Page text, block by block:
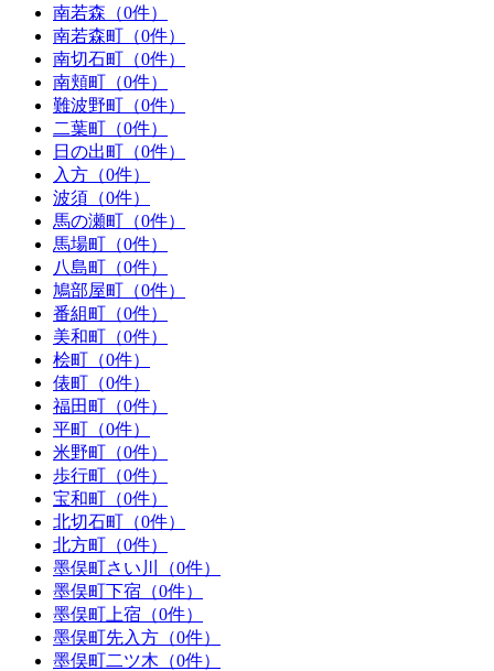
南若森（0件）
南若森町（0件）
南切石町（0件）
南頬町（0件）
難波野町（0件）
二葉町（0件）
日の出町（0件）
入方（0件）
波須（0件）
馬の瀬町（0件）
馬場町（0件）
八島町（0件）
鳩部屋町（0件）
番組町（0件）
美和町（0件）
桧町（0件）
俵町（0件）
福田町（0件）
平町（0件）
米野町（0件）
歩行町（0件）
宝和町（0件）
北切石町（0件）
北方町（0件）
墨俣町さい川（0件）
墨俣町下宿（0件）
墨俣町上宿（0件）
墨俣町先入方（0件）
墨俣町二ツ木（0件）